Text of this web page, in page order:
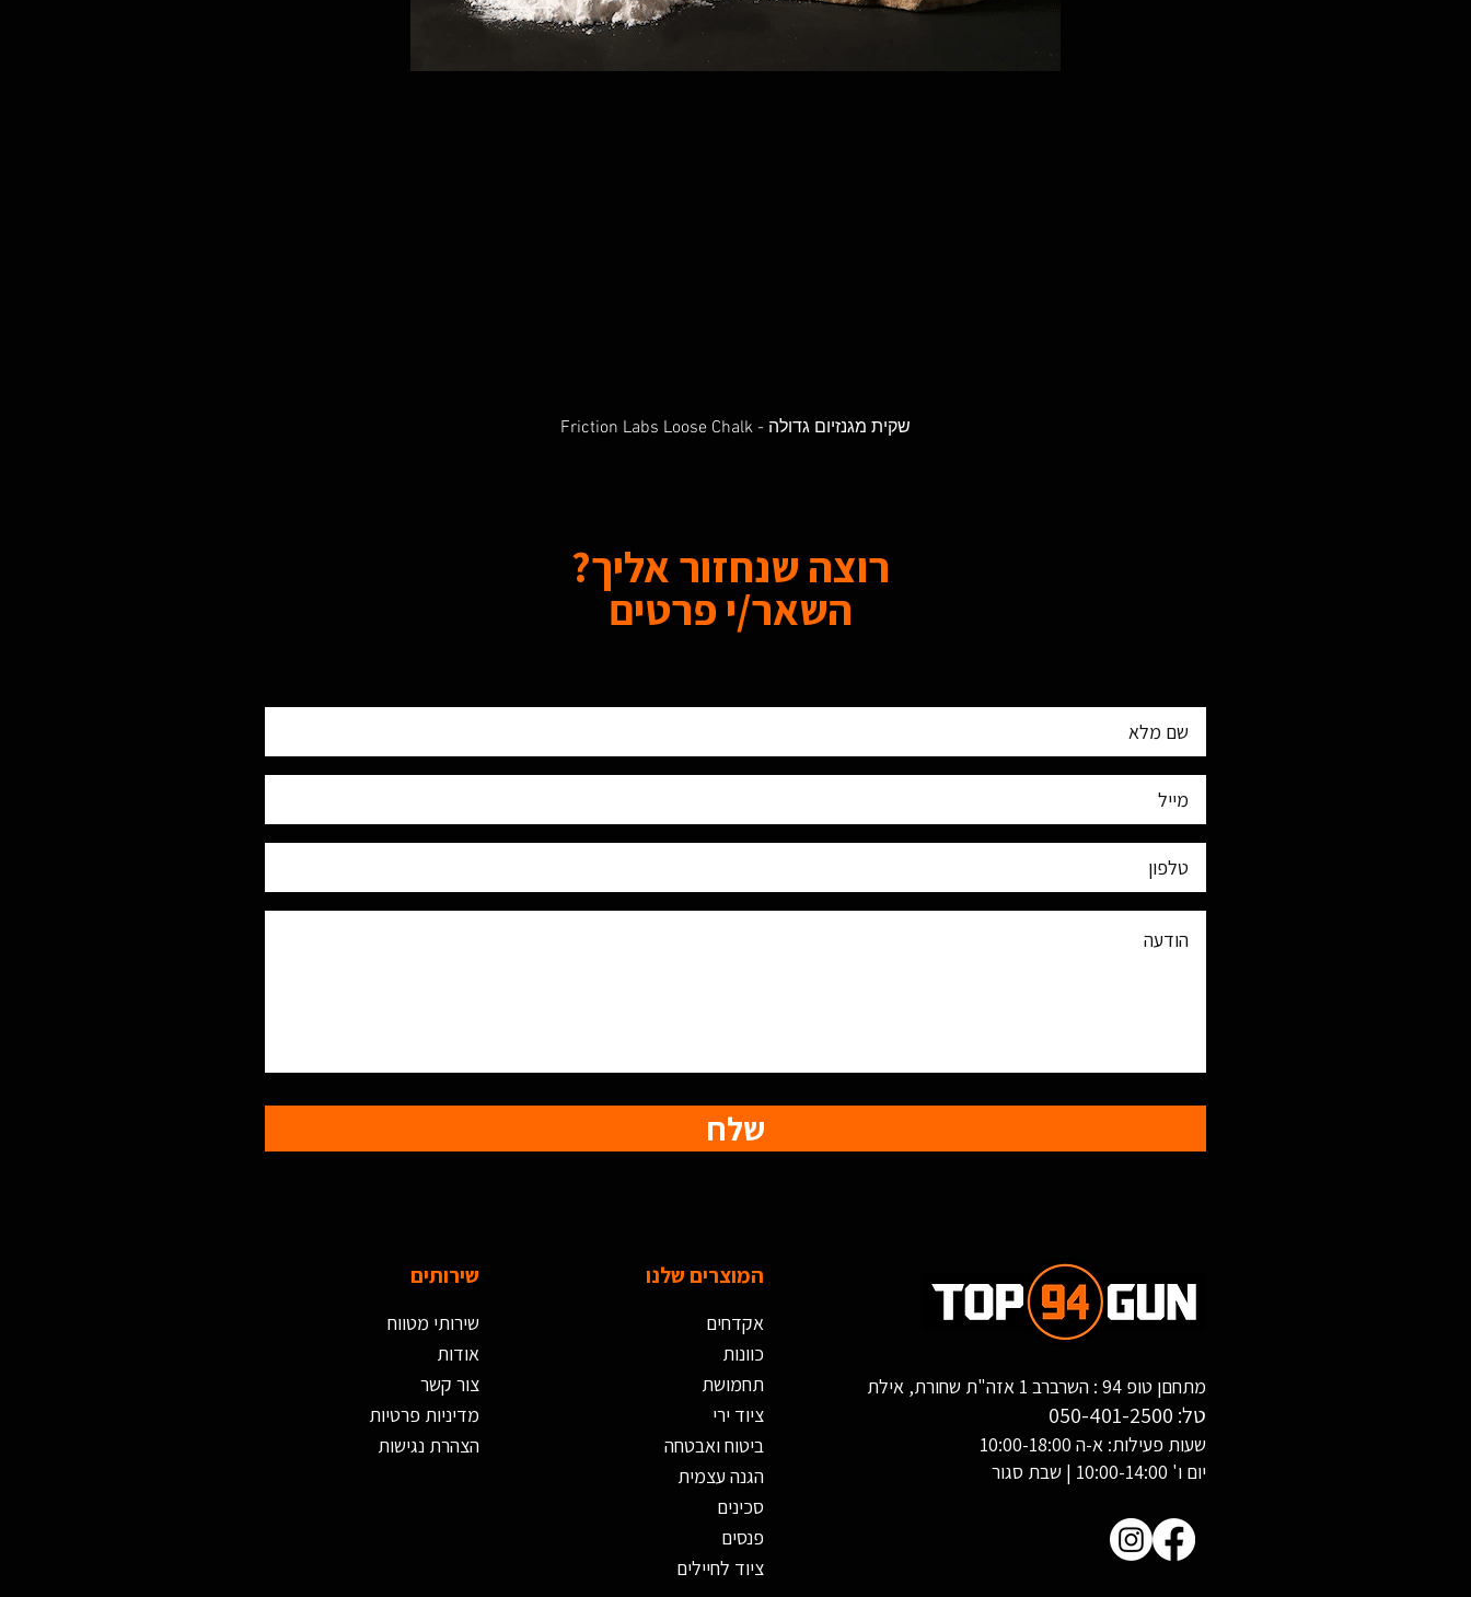
Quick ViewFriction Labs Loose Chalk - שקית מגנזיום גדולה
רוצה שנחזור אליך?
השאר/י פרטים
שלח
שירותים
שירותי מטווח
אודות
צור קשר
מדיניות פרטיות
הצהרת נגישות
המוצרים שלנו
אקדחים
כוונות
תחמושת
ציוד ירי
ביטוח ואבטחה
הגנה עצמית
סכינים
פנסים
ציוד לחיילים
מתחםן טופ 94 : השרברב 1 אזה"ת שחורת, אילת
טל: 050-401-2500
שעות פעילות: א-ה 10:00-18:00
יום ו' 10:00-14:00 | שבת סגור